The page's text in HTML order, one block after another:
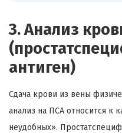
3. Анализ
антиген)
Сдача крови из вены
анализ на ПСА относится к
неудобных».